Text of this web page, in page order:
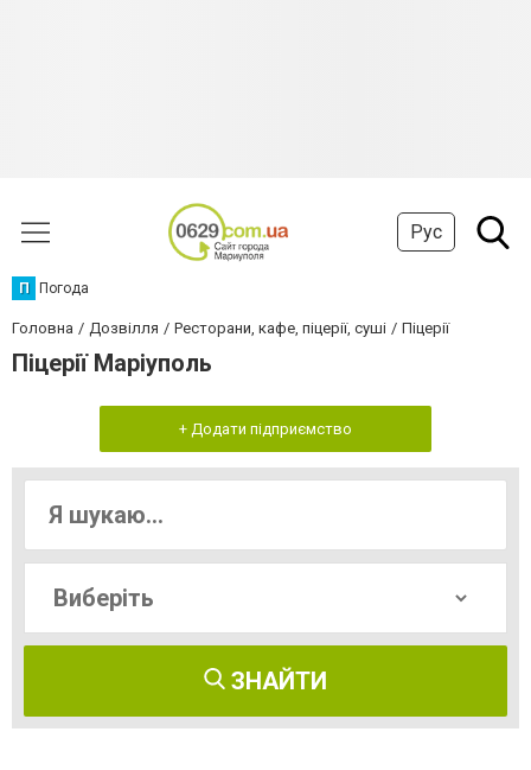
Рус
П Погода
Головна Дозвілля Ресторани, кафе, піцерії, суші Піцерії
Піцерії Маріуполь
+ Додати підприємство
ЗНАЙТИ